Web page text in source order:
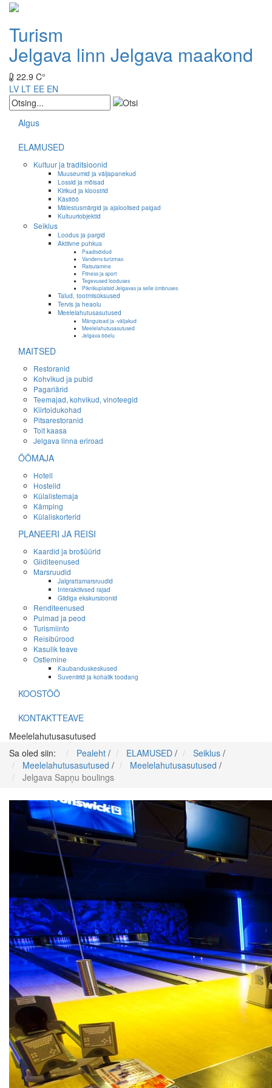
Turism
Jelgava linn Jelgava maakond
22.9 C°
LV LT EE EN
Algus
ELAMUSED
Kultuur ja traditsioonid
Muuseumid ja väljapanekud
Lossid ja mõisad
Kirikud ja kloostrid
Käsitöö
Mälestusmärgid ja ajaloolised paigad
Kultuuriobjektid
Seiklus
Loodus ja pargid
Aktiivne puhkus
Paadisõidud
Vandens turizmas
Ratsutamine
Fitness ja sport
Tegevused looduses
Piknikuplatsid Jelgavas ja selle ümbruses
Talud, tootmisüksused
Tervis ja heaolu
Meelelahutusasutused
Mängutoad ja -väljakud
Meelelahutusasutused
Jelgava ööelu
MAITSED
Restoranid
Kohvikud ja pubid
Pagariärid
Teemajad, kohvikud, vinoteegid
Kiirtoidukohad
Pitsarestoranid
Toit kaasa
Jelgava linna eriroad
ÖÖMAJA
Hotell
Hostelid
Külalistemaja
Kämping
Külaliskorterid
PLANEERI JA REISI
Kaardid ja brošüürid
Giiditeenused
Marsruudid
Jalgrattamarsruudid
Interaktiivsed rajad
Giidiga ekskursioonid
Renditeenused
Pulmad ja peod
Turismiinfo
Reisibürood
Kasulik teave
Ostlemine
Kaubanduskeskused
Suveniirid ja kohalik toodang
KOOSTÖÖ
KONTAKTTEAVE
Meelelahutusasutused
Sa oled siin:
Pealeht / ELAMUSED / Seiklus /
Meelelahutusasutused / Meelelahutusasutused /
Jelgava Sapņu boulings